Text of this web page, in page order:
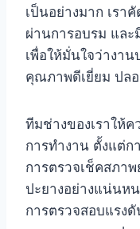
เป็นอย่างมาก เรา
ผ่านการอบรม แล
เพื่อให้มั่นใจว่างาน
คุณภาพดีเยี่ยม ปล
ทีมช่างของเราให้ค
การทำงาน ตั้งแต่
การตรวจเช็คสภา
ปะยางอย่างแน่นห
การตรวจสอบแรง